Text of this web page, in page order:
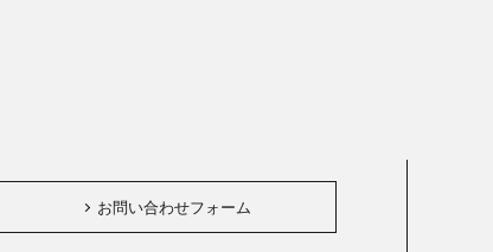
お問い合わせフォーム